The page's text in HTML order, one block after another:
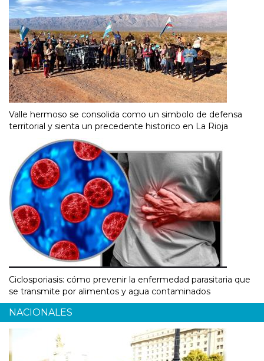
Valle hermoso se consolida como un simbolo de defensa
territorial y sienta un precedente historico en La Rioja
Ciclosporiasis: cómo prevenir la enfermedad parasitaria que
se transmite por alimentos y agua contaminados
NACIONALES